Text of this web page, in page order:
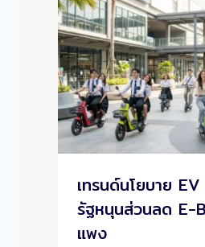
เทรนด์นโยบาย
รัฐหนุนส่วนลด E-
แพง